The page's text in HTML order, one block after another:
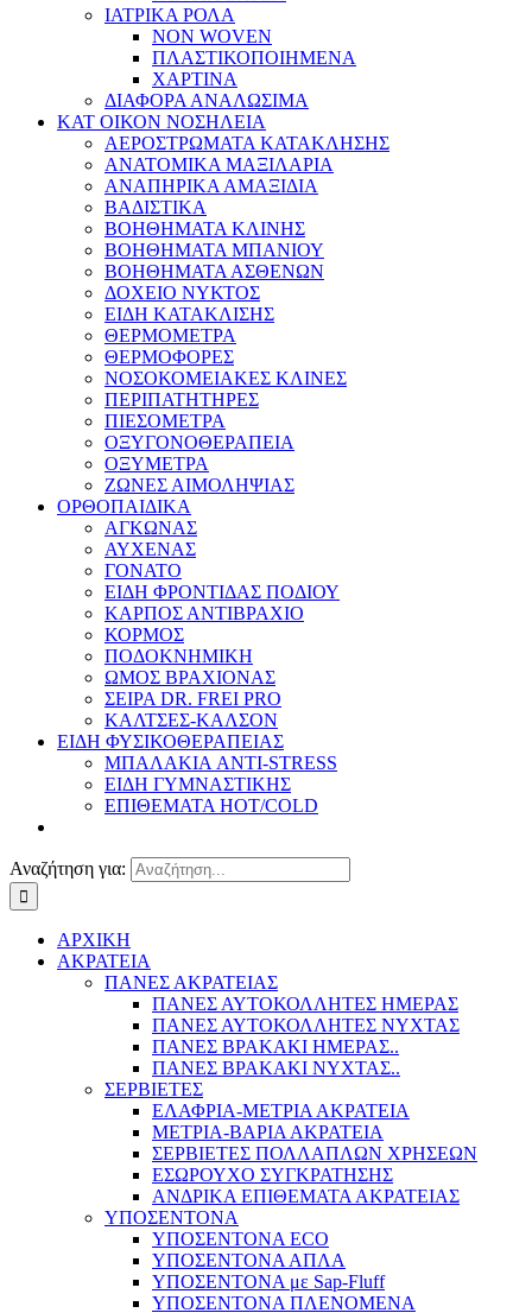
ΙΑΤΡΙΚΑ ΡΟΛΑ
NON WOVEN
ΠΛΑΣΤΙΚΟΠΟΙΗΜΕΝΑ
ΧΑΡΤΙΝΑ
ΔΙΑΦΟΡΑ ΑΝΑΛΩΣΙΜΑ
ΚΑΤ ΟΙΚΟΝ ΝΟΣΗΛΕΙΑ
ΑΕΡΟΣΤΡΩΜΑΤΑ ΚΑΤΑΚΛΗΣΗΣ
ΑΝΑΤΟΜΙΚΑ ΜΑΞΙΛΑΡΙΑ
ΑΝΑΠΗΡΙΚΑ ΑΜΑΞΙΔΙΑ
ΒΑΔΙΣΤΙΚΑ
ΒΟΗΘΗΜΑΤΑ ΚΛΙΝΗΣ
ΒΟΗΘΗΜΑΤΑ ΜΠΑΝΙΟΥ
ΒΟΗΘΗΜΑΤΑ ΑΣΘΕΝΩΝ
ΔΟΧΕΙΟ ΝΥΚΤΟΣ
ΕΙΔΗ ΚΑΤΑΚΛΙΣΗΣ
ΘΕΡΜΟΜΕΤΡΑ
ΘΕΡΜΟΦΟΡΕΣ
ΝΟΣΟΚΟΜΕΙΑΚΕΣ ΚΛΙΝΕΣ
ΠΕΡΙΠΑΤΗΤΗΡΕΣ
ΠΙΕΣΟΜΕΤΡΑ
ΟΞΥΓΟΝΟΘΕΡΑΠΕΙΑ
ΟΞΥΜΕΤΡΑ
ΖΩΝΕΣ ΑΙΜΟΛΗΨΙΑΣ
ΟΡΘΟΠΑΙΔΙΚΑ
ΑΓΚΩΝΑΣ
ΑΥΧΕΝΑΣ
ΓΟΝΑΤΟ
ΕΙΔΗ ΦΡΟΝΤΙΔΑΣ ΠΟΔΙΟΥ
ΚΑΡΠΟΣ ΑΝΤΙΒΡΑΧΙΟ
ΚΟΡΜΟΣ
ΠΟΔΟΚΝΗΜΙΚΗ
ΩΜΟΣ ΒΡΑΧΙΟΝΑΣ
ΣΕΙΡΑ DR. FREI PRO
ΚΑΛΤΣΕΣ-ΚΑΛΣΟΝ
ΕΙΔΗ ΦΥΣΙΚΟΘΕΡΑΠΕΙΑΣ
ΜΠΑΛΑΚΙΑ ANTI-STRESS
ΕΙΔΗ ΓΥΜΝΑΣΤΙΚΗΣ
ΕΠΙΘΕΜΑΤΑ HOT/COLD
Αναζήτηση για:
ΑΡΧΙΚΗ
ΑΚΡΑΤΕΙΑ
ΠΑΝΕΣ ΑΚΡΑΤΕΙΑΣ
ΠΑΝΕΣ ΑΥΤΟΚΟΛΛΗΤΕΣ ΗΜΕΡΑΣ
ΠΑΝΕΣ ΑΥΤΟΚΟΛΛΗΤΕΣ ΝΥΧΤΑΣ
ΠΑΝΕΣ ΒΡΑΚΑΚΙ ΗΜΕΡΑΣ..
ΠΑΝΕΣ ΒΡΑΚΑΚΙ ΝΥΧΤΑΣ..
ΣΕΡΒΙΕΤΕΣ
ΕΛΑΦΡΙΑ-ΜΕΤΡΙΑ ΑΚΡΑΤΕΙΑ
ΜΕΤΡΙΑ-ΒΑΡΙΑ ΑΚΡΑΤΕΙΑ
ΣΕΡΒΙΕΤΕΣ ΠΟΛΛΑΠΛΩΝ ΧΡΗΣΕΩΝ
ΕΣΩΡΟΥΧΟ ΣΥΓΚΡΑΤΗΣΗΣ
ΑΝΔΡΙΚΑ ΕΠΙΘΕΜΑΤΑ ΑΚΡΑΤΕΙΑΣ
ΥΠΟΣΕΝΤΟΝΑ
ΥΠΟΣΕΝΤΟΝΑ ECO
ΥΠΟΣΕΝΤΟΝΑ ΑΠΛΑ
ΥΠΟΣΕΝΤΟΝΑ με Sap-Fluff
ΥΠΟΣΕΝΤΟΝΑ ΠΛΕΝΟΜΕΝΑ